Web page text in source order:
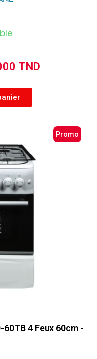
TND
Promo
60TB 4 Feux 60cm -